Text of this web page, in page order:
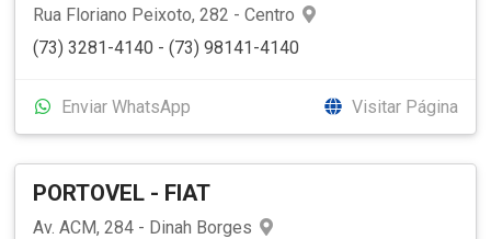
Rua Floriano Peixoto, 282 - Centro
(73) 3281-4140 - (73) 98141-4140
Enviar WhatsApp Visitar Página
PORTOVEL - FIAT
Av. ACM, 284 - Dinah Borges